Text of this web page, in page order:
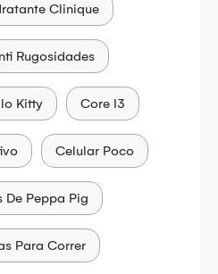
Clinique
Rugosidades
Kitty Core I3
Celular Poco
De Peppa Pig
Para Correr